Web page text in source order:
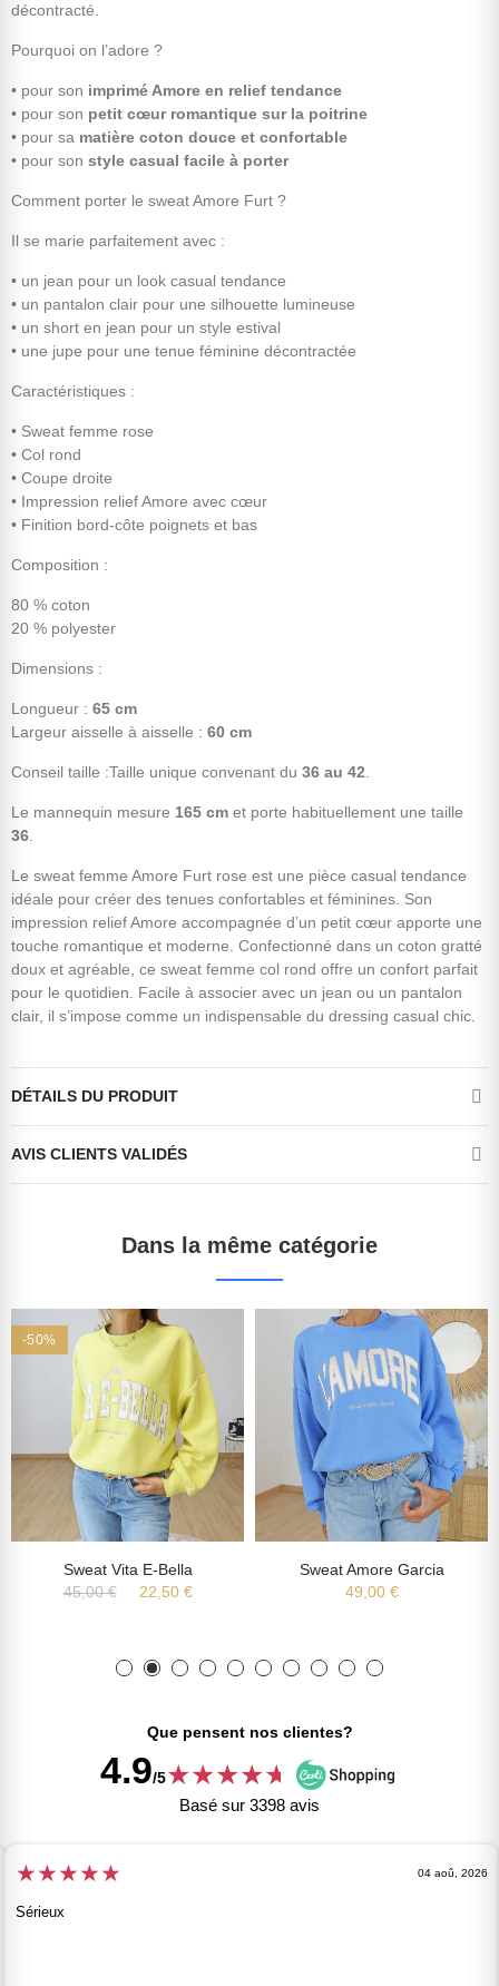
décontracté.
Pourquoi on l’adore ?
• pour son imprimé Amore en relief tendance
• pour son petit cœur romantique sur la poitrine
• pour sa matière coton douce et confortable
• pour son style casual facile à porter
Comment porter le sweat Amore Furt ?
Il se marie parfaitement avec :
• un jean pour un look casual tendance
• un pantalon clair pour une silhouette lumineuse
• un short en jean pour un style estival
• une jupe pour une tenue féminine décontractée
Caractéristiques :
• Sweat femme rose
• Col rond
• Coupe droite
• Impression relief Amore avec cœur
• Finition bord-côte poignets et bas
Composition :
80 % coton
20 % polyester
Dimensions :
Longueur : 65 cm
Largeur aisselle à aisselle : 60 cm
Conseil taille :Taille unique convenant du 36 au 42
Le mannequin mesure 165 cm et porte habituellement une taille
36
Le sweat femme Amore Furt rose est une pièce casual tendance
idéale pour créer des tenues confortables et féminines. Son
impression relief Amore accompagnée d’un petit cœur apporte une
touche romantique et moderne. Confectionné dans un coton gratté
doux et agréable, ce sweat femme col rond offre un confort parfait
pour le quotidien. Facile à associer avec un jean ou un pantalon
clair, il s’impose comme un indispensable du dressing casual chic.
DÉTAILS DU PRODUIT
AVIS CLIENTS VALIDÉS
Dans la même catégorie
-50%
Sweat Vita E-Bella
45,00 €
22,50 €
Sweat Amore Garcia
49,00 €
Que pensent nos clientes?
4.9/5★★★★★
★
Basé sur 3398 avis
★★★★★ 04 aoû, 2026
Sérieux